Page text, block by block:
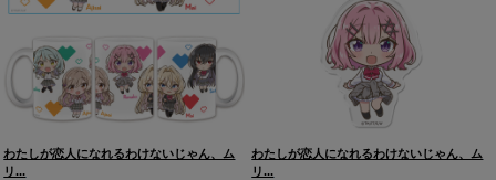
わたしが恋人になれるわけないじゃん、ム
リ...
わたしが恋人になれるわけないじゃん、ム
リ...